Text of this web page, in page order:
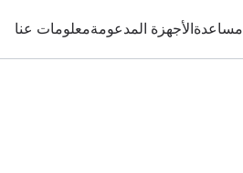
مساعدةالأجهزة المدعومةمعلومات عنا